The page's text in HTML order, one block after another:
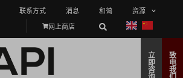
联系方式 消息 和蔼
资源
网上商店
立
即
咨
致
电
我